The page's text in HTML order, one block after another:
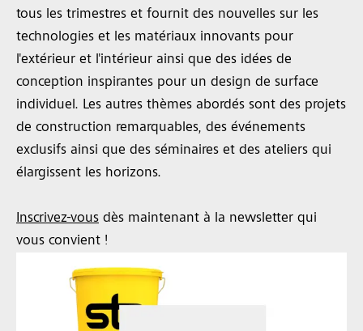
tous les trimestres et fournit des nouvelles sur les
technologies et les matériaux innovants pour
l'extérieur et l'intérieur ainsi que des idées de
conception inspirantes pour un design de surface
individuel. Les autres thèmes abordés sont des projets
de construction remarquables, des événements
exclusifs ainsi que des séminaires et des ateliers qui
élargissent les horizons.
Inscrivez-vous dès maintenant à la newsletter qui
vous convient !